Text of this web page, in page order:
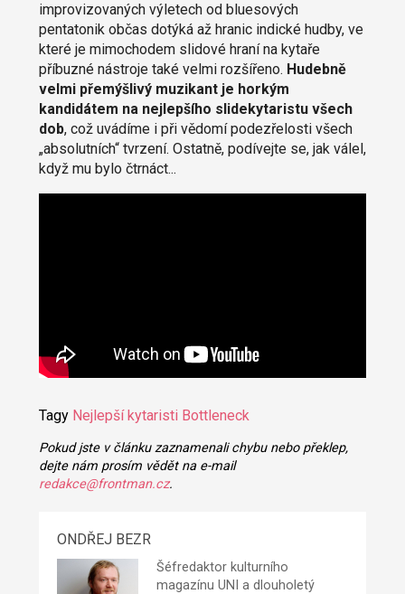
improvizovaných výletech od bluesových
pentatonik občas dotýká až hranic indické hudby, ve
které je mimochodem slidové hraní na kytaře
příbuzné nástroje také velmi rozšířeno. Hudebně
velmi přemýšlivý muzikant je horkým
kandidátem na nejlepšího slidekytaristu všech
dob, což uvádíme i při vědomí podezřelosti všech
„absolutních“ tvrzení. Ostatně, podívejte se, jak válel,
když mu bylo čtrnáct...
Tagy Nejlepší kytaristi Bottleneck
Pokud jste v článku zaznamenali chybu nebo překlep,
dejte nám prosím vědět na e-mail
redakce@frontman.cz.
ONDŘEJ BEZR
Šéfredaktor kulturního
magazínu UNI a dlouholetý